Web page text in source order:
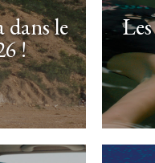
dans le
!